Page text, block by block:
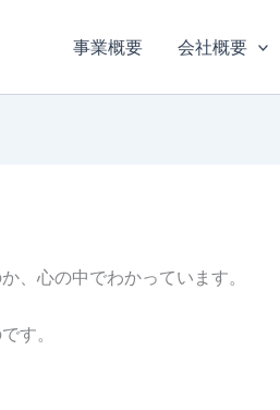
事業概要 会社概要
、心の中でわかっています。
す。